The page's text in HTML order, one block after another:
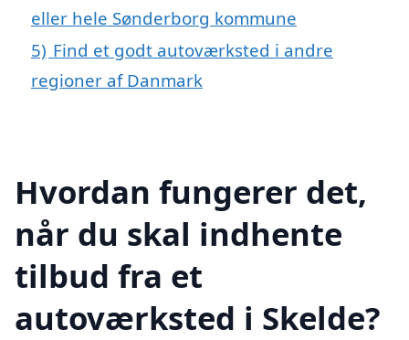
eller hele Sønderborg kommune
5) Find et godt autoværksted i andre
regioner af Danmark
Hvordan fungerer det,
når du skal indhente
tilbud fra et
autoværksted i Skelde?